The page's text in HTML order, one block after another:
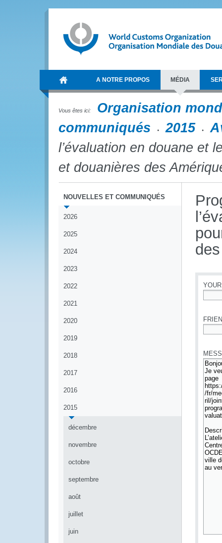
A NOTRE PROPOS MÉDIA
Vous êtes ici:
Organisation
communiqués
2015
l’évaluation en douane et
et douanières des
NOUVELLES ET COMMUNIQUÉS
2026
2025
2024
2023
2022
2021
2020
2019
2018
2017
2016
2015
décembre
novembre
octobre
septembre
août
juillet
juin